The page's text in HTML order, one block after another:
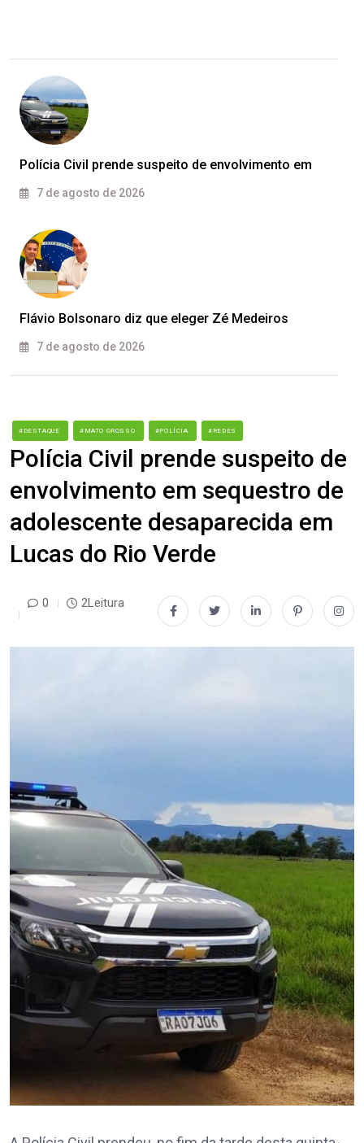
Polícia Civil prende suspeito de envolvimento em
7 de agosto de 2026
Flávio Bolsonaro diz que eleger Zé Medeiros
7 de agosto de 2026
#DESTAQUE #MATO GROSSO #POLÍCIA #REDES
Polícia Civil prende suspeito de
envolvimento em sequestro de
adolescente desaparecida em
Lucas do Rio Verde
0 2Leitura